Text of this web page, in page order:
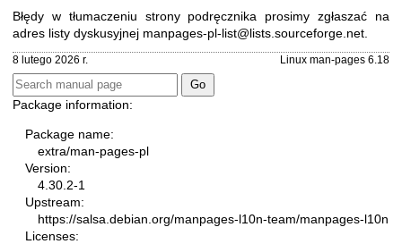
Błędy w tłumaczeniu strony podręcznika prosimy zgłaszać na
adres listy dyskusyjnej manpages-pl-list@lists.sourceforge.net
8 lutego 2026 r. Linux man-pages 6.18
Package information:
Package name:
extra/man-pages-pl
Version:
4.30.2-1
Upstream:
https://salsa.debian.org/manpages-l10n-team/manpages-l10n
Licenses: